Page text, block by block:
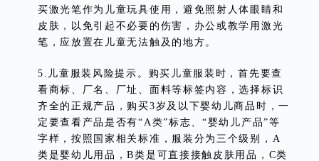
买激光笔作为儿童玩具使用，避免照射人体眼睛和
皮肤，以免引起不必要的伤害，办公或教学用激光
笔，应放置在儿童无法触及的地方。
5.儿童服装风险提示。购买儿童服装时，首先要查
看商标、厂名、厂址、面料等标签内容，选择标识
齐全的正规产品，购买3岁及以下婴幼儿商品时，一
定要查看产品是否有“A类”标志、“婴幼儿产品”等
字样，按照国家相关标准，服装分为三个级别，A
类是婴幼儿用品，B类是可直接接触皮肤用品，C类